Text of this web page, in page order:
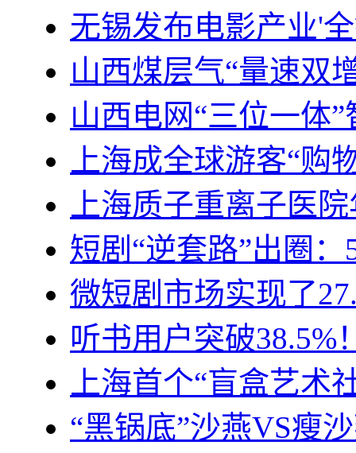
无锡发布电影产业'
山西煤层气“量速双
山西电网“三位一体
上海成全球游客“购
上海质子重离子医
短剧“逆套路”出圈
微短剧市场实现了
听书用户突破38.5%
上海首个“盲盒艺术
“黑锅底”沙燕VS瘦